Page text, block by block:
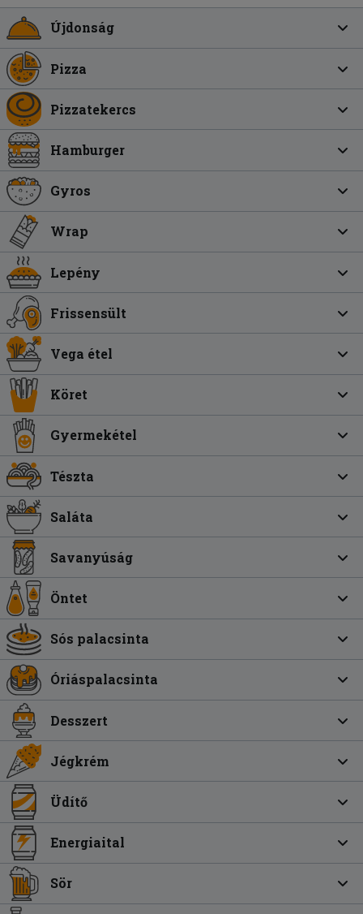
Újdonság
Pizza
Pizzatekercs
Hamburger
Gyros
Wrap
Lepény
Frissensült
Vega étel
Köret
Gyermekétel
Tészta
Saláta
Savanyúság
Öntet
Sós palacsinta
Óriáspalacsinta
Desszert
Jégkrém
Üdítő
Energiaital
Sör